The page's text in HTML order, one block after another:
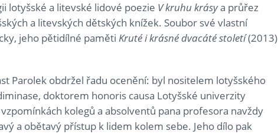
lotyšské a litevské lidové poezie V kruhu krásya průřez
a litevských dětských knížek. Soubor své vlastní
jeho pětidílné paměti Kruté i krásné dvacáté století(2013)
Parolek obdržel řadu ocenění: byl nositelem lotyšského
doktorem honoris causa Lotyšské univerzity
kolegů a absolventů pana profesora navždy
a obětavý přístup k lidem kolem sebe. Jeho dílo pak